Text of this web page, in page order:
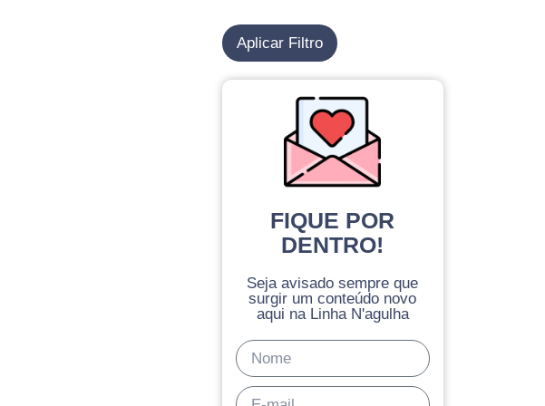
Aplicar Filtro
FIQUE POR
DENTRO!
Seja avisado sempre que
surgir um conteúdo novo
aqui na Linha N'agulha